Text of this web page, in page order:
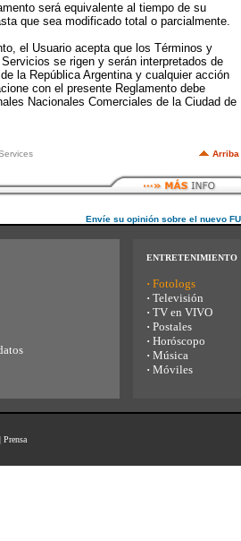
será equivalente al tiempo de su
que sea modificado total o parcialmente.
el Usuario acepta que los Términos y
se rigen y serán interpretados de
la República Argentina y cualquier acción
con el presente Reglamento debe
Nacionales Comerciales de la Ciudad de
Arriba
Envíe su opinión sobre el nuevo
ENTRETENIMIENTO
· Fotologs
· Televisión
· TV en VIVO
· Postales
· Horóscopo
· Música
· Móviles
| Prensa